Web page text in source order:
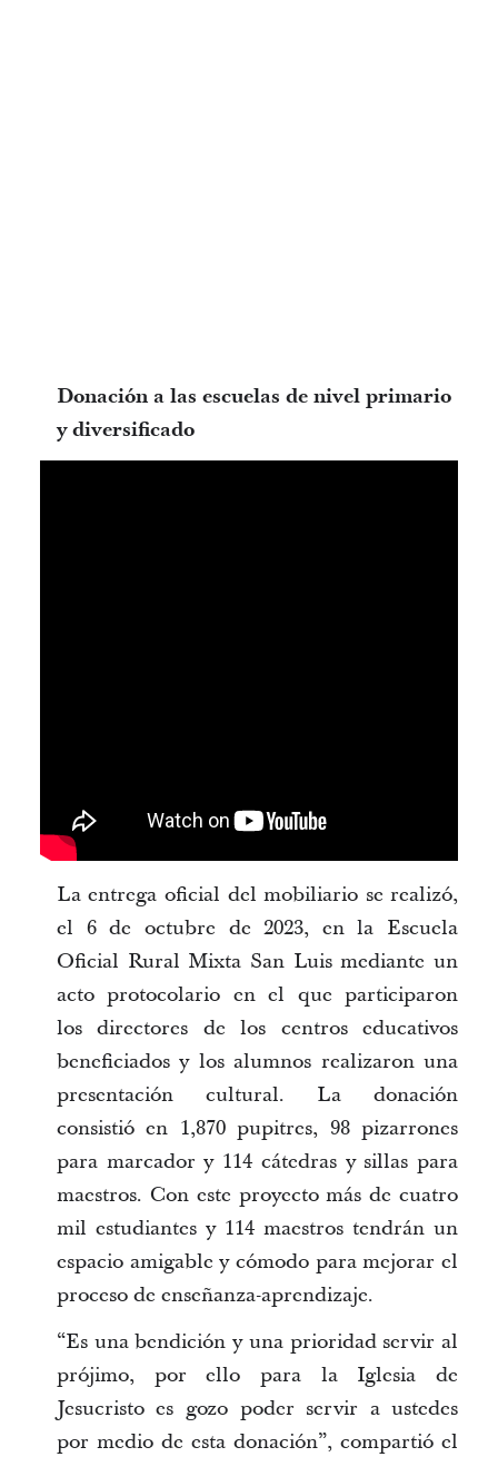
Donación a las escuelas de nivel primario
y diversificado
La entrega oficial del mobiliario se realizó,
el 6 de octubre de 2023, en la Escuela
Oficial Rural Mixta San Luis mediante un
acto protocolario en el que participaron
los directores de los centros educativos
beneficiados y los alumnos realizaron una
presentación cultural. La donación
consistió en 1,870 pupitres, 98 pizarrones
para marcador y 114 cátedras y sillas para
maestros. Con este proyecto más de cuatro
mil estudiantes y 114 maestros tendrán un
espacio amigable y cómodo para mejorar el
proceso de enseñanza-aprendizaje.
“Es una bendición y una prioridad servir al
prójimo, por ello para la Iglesia de
Jesucristo es gozo poder servir a ustedes
por medio de esta donación”, compartió el